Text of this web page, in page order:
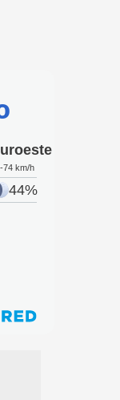
74 km/h
44%